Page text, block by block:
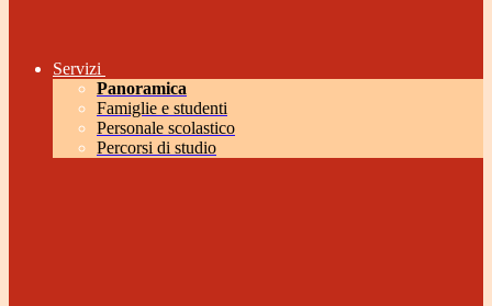
Servizi
Panoramica
Famiglie e studenti
Personale scolastico
Percorsi di studio